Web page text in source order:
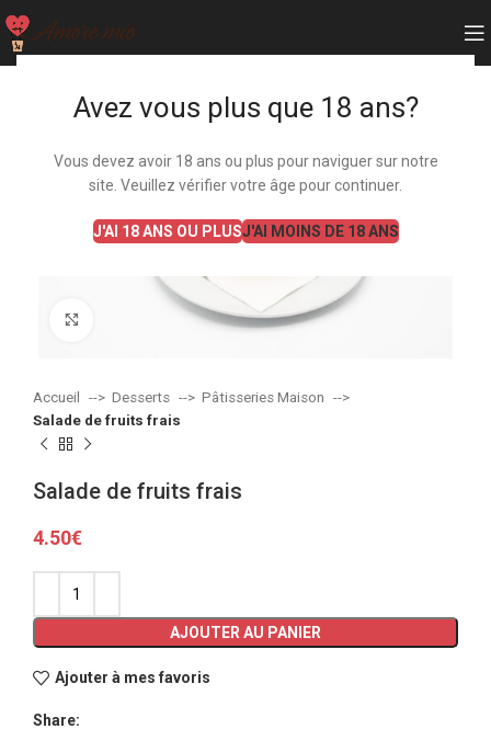
Avez vous plus que 18 ans?
Vous devez avoir 18 ans ou plus pour naviguer sur notre
site. Veuillez vérifier votre âge pour continuer.
J'AI 18 ANS OU PLUSJ'AI MOINS DE 18 ANS
Accueil Desserts
Pâtisseries Maison
Salade de fruits frais
Salade de fruits frais
4.50€
AJOUTER AU PANIER
Ajouter à mes favoris
Share: